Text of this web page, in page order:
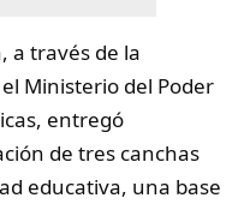
a través de la
Ministerio del Poder
entregó
de tres canchas
educativa, una base